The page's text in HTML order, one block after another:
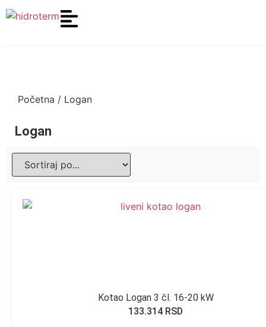
Početna / Logan
Logan
Kotao Logan 3 čl. 16-20 kW
133.314 RSD